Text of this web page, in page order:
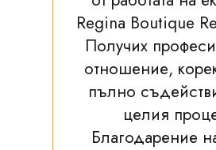
Regina Boutique
Получих
отношение,
пълно
целия
Благодарение